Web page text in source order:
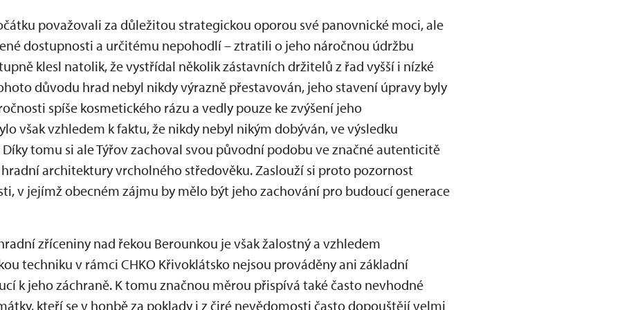
považovali za důležitou strategickou oporou své panovnické moci, ale
dostupnosti a určitému nepohodlí – ztratili o jeho náročnou údržbu
klesl natolik, že vystřídal několik zástavních držitelů z řad vyšší i nízké
důvodu hrad nebyl nikdy výrazně přestavován, jeho stavení úpravy byly
spíše kosmetického rázu a vedly pouze ke zvýšení jeho
však vzhledem k faktu, že nikdy nebyl nikým dobýván, ve výsledku
tomu si ale Týřov zachoval svou původní podobu ve značné autenticitě
architektury vrcholného středověku. Zaslouží si proto pozornost
v jejímž obecném zájmu by mělo být jeho zachování pro budoucí generace
zříceniny nad řekou Berounkou je však žalostný a vzhledem
techniku v rámci CHKO Křivoklátsko nejsou prováděny ani základní
k jeho záchraně. K tomu značnou měrou přispívá také často nevhodné
kteří se v honbě za poklady i z čiré nevědomosti často dopouštějí velmi